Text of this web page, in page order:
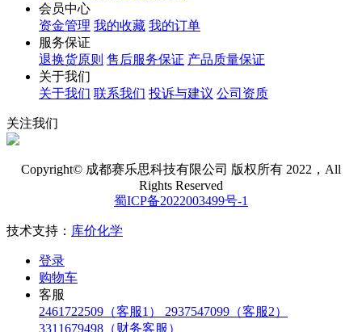
会员中心
资金管理 我的收藏 我的订单
服务保证
退换货原则 售后服务保证 产品质量保证
关于我们
关于我们 联系我们 投诉与建议 公司资质
关注我们
Copyright© 成都赛乐思科技有限公司 版权所有 2022，All
Rights Reserved
蜀ICP备2022003499号-1
技术支持： 库价化学
登录
购物车
客服
2461722509（客服1） 2937547099（客服2）
3311679498（财务客服）